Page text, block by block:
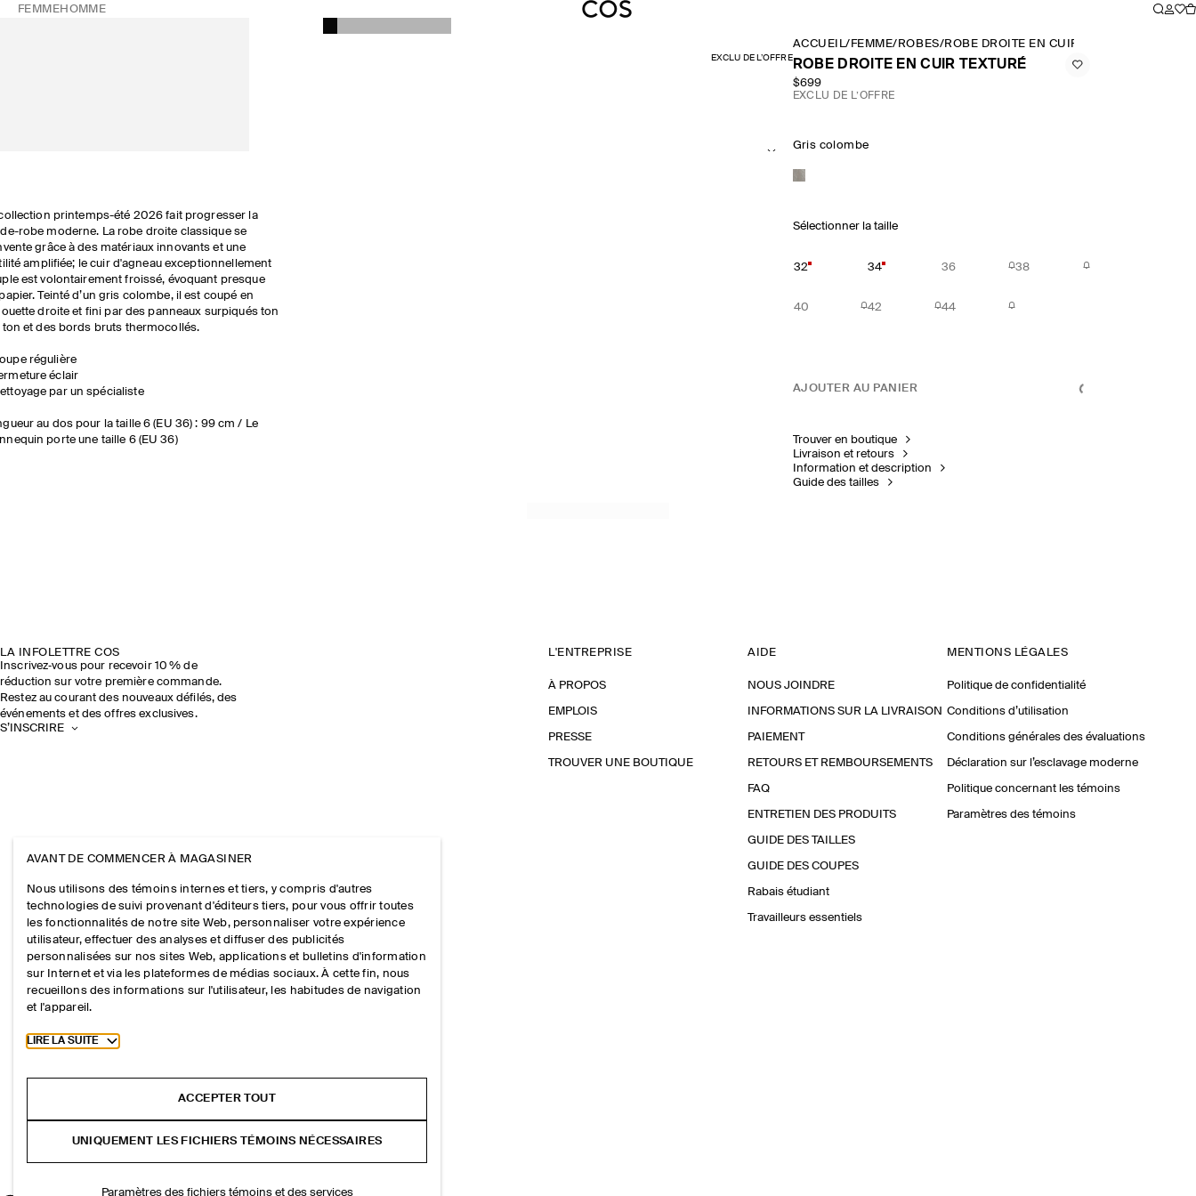
FEMMEHOMME
EXCLU DE L’OFFRE
printemps-été 2026 fait progresser la
robe moderne. La robe droite classique se
grâce à des matériaux innovants et une
amplifiée; le cuir d'agneau exceptionnellement
est volontairement froissé, évoquant presque
Teinté d’un gris colombe, il est coupé en
droite et fini par des panneaux surpiqués ton
ton et des bords bruts thermocollés.
régulière
éclair
par un spécialiste
au dos pour la taille 6 (EU 36) : 99 cm / Le
porte une taille 6 (EU 36)
ACCUEIL/ FEMME/ ROBES/ROBE DROITE EN CUIR TEXTURÉ
ROBE DROITE EN CUIR TEXTURÉ
$699
EXCLU DE L’OFFRE
Gris colombe
Sélectionner la taille
32 34 36 38
40 42 44
AJOUTER AU PANIER
Trouver en boutique
Livraison et retours
Information et description
Guide des tailles
LA INFOLETTRE COS
Inscrivez‑vous pour recevoir 10 % de
réduction sur votre première commande.
Restez au courant des nouveaux défilés, des
événements et des offres exclusives.
S’INSCRIRE
L'ENTREPRISE
À PROPOS
EMPLOIS
PRESSE
TROUVER UNE BOUTIQUE
AIDE
NOUS JOINDRE
INFORMATIONS SUR LA LIVRAISON
PAIEMENT
RETOURS ET REMBOURSEMENTS
FAQ
ENTRETIEN DES PRODUITS
GUIDE DES TAILLES
GUIDE DES COUPES
Rabais étudiant
Travailleurs essentiels
MENTIONS LÉGALES
Politique de confidentialité
Conditions d’utilisation
Conditions générales des évaluations
Déclaration sur l’esclavage moderne
Politique concernant les témoins
Paramètres des témoins
AVANT DE COMMENCER À MAGASINER
Nous utilisons des témoins internes et tiers, y compris d'autres
technologies de suivi provenant d'éditeurs tiers, pour vous offrir toutes
les fonctionnalités de notre site Web, personnaliser votre expérience
utilisateur, effectuer des analyses et diffuser des publicités
personnalisées sur nos sites Web, applications et bulletins d'information
sur Internet et via les plateformes de médias sociaux. À cette fin, nous
recueillons des informations sur l'utilisateur, les habitudes de navigation
et l'appareil.
Toggle more cookie information
LIRE LA SUITE
ACCEPTER TOUT
UNIQUEMENT LES FICHIERS TÉMOINS NÉCESSAIRES
Paramètres des fichiers témoins et des services